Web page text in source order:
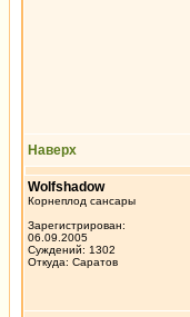
Наверх
Wolfshadow
Корнеплод сансары
Зарегистрирован:
06.09.2005
Суждений: 1302
Откуда: Саратов